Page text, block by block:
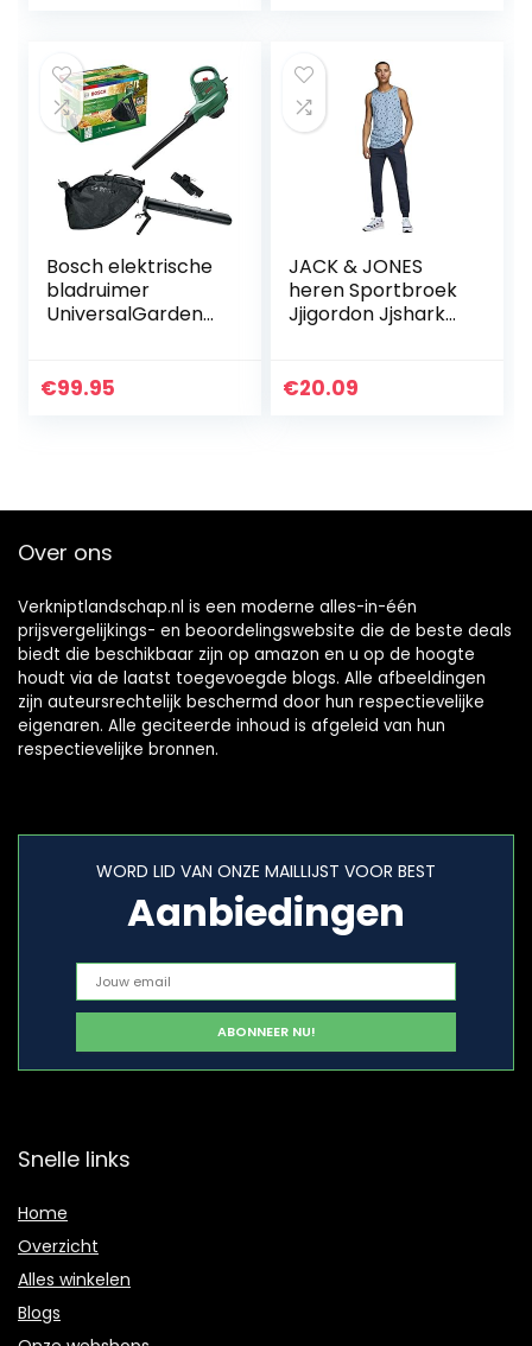
Bosch elektrische
bladruimer
UniversalGardenTi
variabel toerental,
€99.95
JACK & JONES
heren Sportbroek
Jjigordon Jjshark
€20.09
Over ons
Verkniptlandschap.nl is een moderne alles-in-één
prijsvergelijkings- en beoordelingswebsite die de beste deals
biedt die beschikbaar zijn op amazon en u op de hoogte
houdt via de laatst toegevoegde blogs. Alle afbeeldingen
zijn auteursrechtelijk beschermd door hun respectievelijke
eigenaren. Alle geciteerde inhoud is afgeleid van hun
respectievelijke bronnen.
WORD LID VAN ONZE MAILLIJST VOOR BEST
Aanbiedingen
Snelle links
Home
Overzicht
Alles winkelen
Blogs